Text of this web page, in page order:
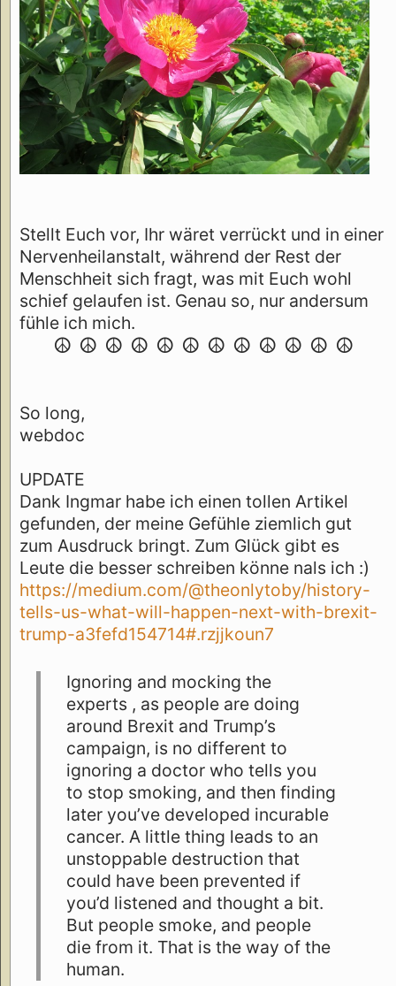
Stellt Euch vor, Ihr wäret verrückt und in einer
Nervenheilanstalt, während der Rest der
Menschheit sich fragt, was mit Euch wohl
schief gelaufen ist. Genau so, nur andersum
fühle ich mich.
☮ ☮ ☮ ☮ ☮ ☮ ☮ ☮ ☮ ☮ ☮ ☮
So long,
webdoc
UPDATE
Dank Ingmar habe ich einen tollen Artikel
gefunden, der meine Gefühle ziemlich gut
zum Ausdruck bringt. Zum Glück gibt es
Leute die besser schreiben könne nals ich :)
https://medium.com/@theonlytoby/history-
tells-us-what-will-happen-next-with-brexit-
trump-a3fefd154714#.rzjjkoun7
Ignoring and mocking the
experts , as people are doing
around Brexit and Trump’s
campaign, is no different to
ignoring a doctor who tells you
to stop smoking, and then finding
later you’ve developed incurable
cancer. A little thing leads to an
unstoppable destruction that
could have been prevented if
you’d listened and thought a bit.
But people smoke, and people
die from it. That is the way of the
human.